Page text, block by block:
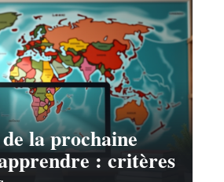
la prochaine
: critères